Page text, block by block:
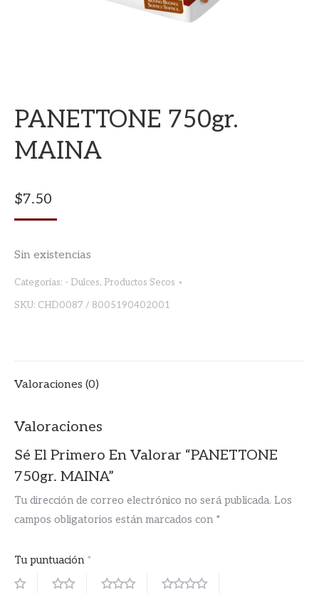
PANETTONE 750gr.
MAINA
$7.50
Sin existencias
Categorías: - Dulces, Productos Secos
SKU: CHD0087 / 8005190402001
Valoraciones (0)
Valoraciones
Sé El Primero En Valorar “PANETTONE
750gr. MAINA”
Tu dirección de correo electrónico no será publicada. Los
campos obligatorios están marcados con *
Tu puntuación *